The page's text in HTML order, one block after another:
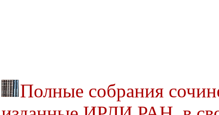
Полные собрания